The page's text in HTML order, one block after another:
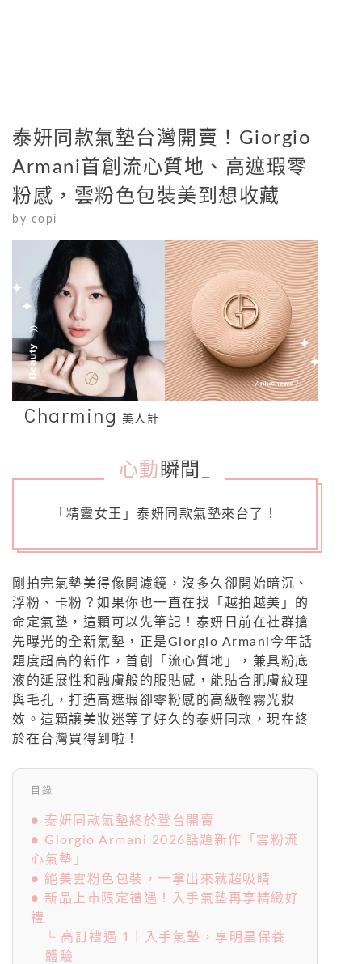
泰妍同款氣墊台灣開賣！Giorgio
Armani首創流心質地、高遮瑕零
粉感，雲粉色包裝美到想收藏
by copi
Charming 美人計
心動 瞬間
「精靈女王」泰妍同款氣墊來台了！
剛拍完氣墊美得像開濾鏡，沒多久卻開始暗沉、
浮粉、卡粉？如果你也一直在找「越拍越美」的
命定氣墊，這顆可以先筆記！泰妍日前在社群搶
先曝光的全新氣墊，正是Giorgio Armani今年話
題度超高的新作，首創「流心質地」，兼具粉底
液的延展性和融膚般的服貼感，能貼合肌膚紋理
與毛孔，打造高遮瑕卻零粉感的高級輕霧光妝
效。這顆讓美妝迷等了好久的泰妍同款，現在終
於在台灣買得到啦！
目錄
● 泰妍同款氣墊終於登台開賣
● Giorgio Armani 2026話題新作「雲粉流
心氣墊」
● 絕美雲粉色包裝，一拿出來就超吸睛
● 新品上市限定禮遇！入手氣墊再享精緻好
禮
└ 高訂禮遇 1｜入手氣墊，享明星保養
體驗